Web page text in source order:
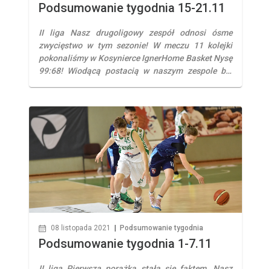
Podsumowanie tygodnia 15-21.11
II liga Nasz drugoligowy zespół odnosi ósme
zwycięstwo w tym sezonie! W meczu 11 kolejki
pokonaliśmy w Kosynierce IgnerHome Basket Nysę
99:68! Wiodącą postacią w naszym zespole był
Swoje piąte zwycięstwo odnieśli nasi
trzecioligowcy pokonując u siebie gości ze […]
08 listopada 2021 Podsumowanie tygodnia
Podsumowanie tygodnia 1-7.11